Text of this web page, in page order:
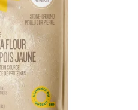
/ DETAILS